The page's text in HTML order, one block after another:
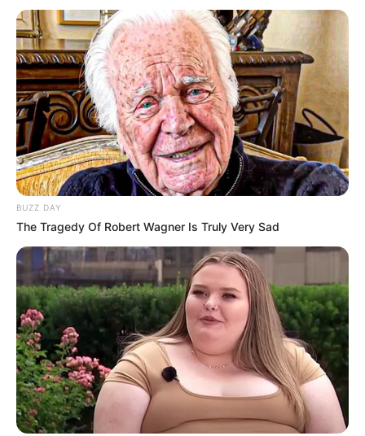
BUZZ DAY
The Tragedy Of Robert Wagner Is Truly Very Sad